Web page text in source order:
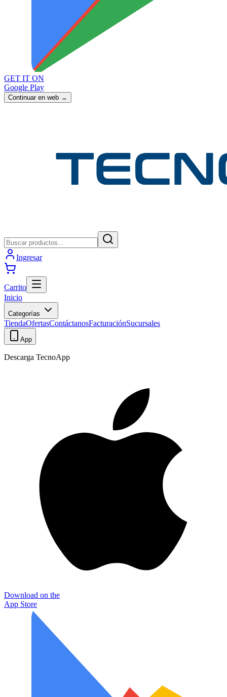
GET IT ON
Google Play
Continuar en web →
Ingresar
Carrito
Inicio
Categorías
TiendaOfertasContáctanosFacturaciónSucursales
App
Descarga TecnoApp
Download on the
App Store